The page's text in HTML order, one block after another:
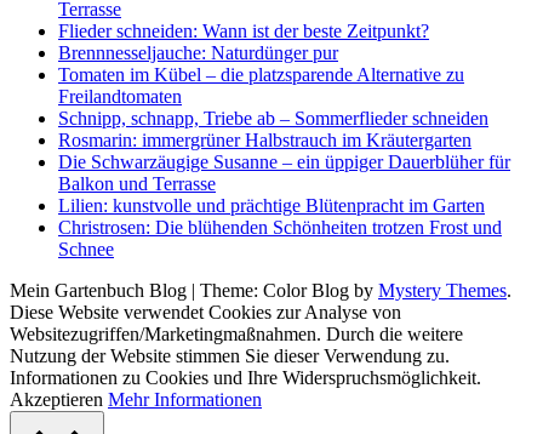
Terrasse
Flieder schneiden: Wann ist der beste Zeitpunkt?
Brennnesseljauche: Naturdünger pur
Tomaten im Kübel – die platzsparende Alternative zu
Freilandtomaten
Schnipp, schnapp, Triebe ab – Sommerflieder schneiden
Rosmarin: immergrüner Halbstrauch im Kräutergarten
Die Schwarzäugige Susanne – ein üppiger Dauerblüher für
Balkon und Terrasse
Lilien: kunstvolle und prächtige Blütenpracht im Garten
Christrosen: Die blühenden Schönheiten trotzen Frost und
Schnee
Mein Gartenbuch Blog | Theme: Color Blog by Mystery Themes.
Diese Website verwendet Cookies zur Analyse von
Websitezugriffen/Marketingmaßnahmen. Durch die weitere
Nutzung der Website stimmen Sie dieser Verwendung zu.
Informationen zu Cookies und Ihre Widerspruchsmöglichkeit.
Akzeptieren Mehr Informationen